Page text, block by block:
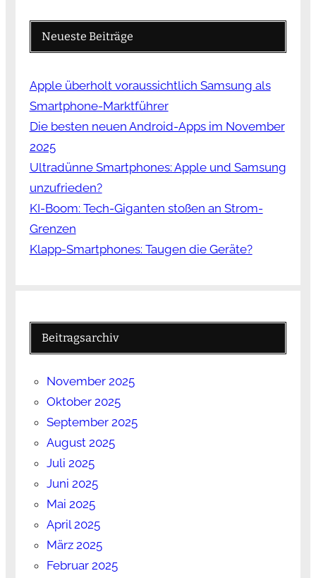
Neueste Beiträge
Apple überholt voraussichtlich Samsung als
Smartphone-Marktführer
Die besten neuen Android-Apps im November
2025
Ultradünne Smartphones: Apple und Samsung
unzufrieden?
KI-Boom: Tech-Giganten stoßen an Strom-
Grenzen
Klapp-Smartphones: Taugen die Geräte?
Beitragsarchiv
November 2025
Oktober 2025
September 2025
August 2025
Juli 2025
Juni 2025
Mai 2025
April 2025
März 2025
Februar 2025